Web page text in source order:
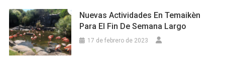
Nuevas Actividades En Temaikèn
Para El Fin De Semana Largo
17 de febrero de 2023